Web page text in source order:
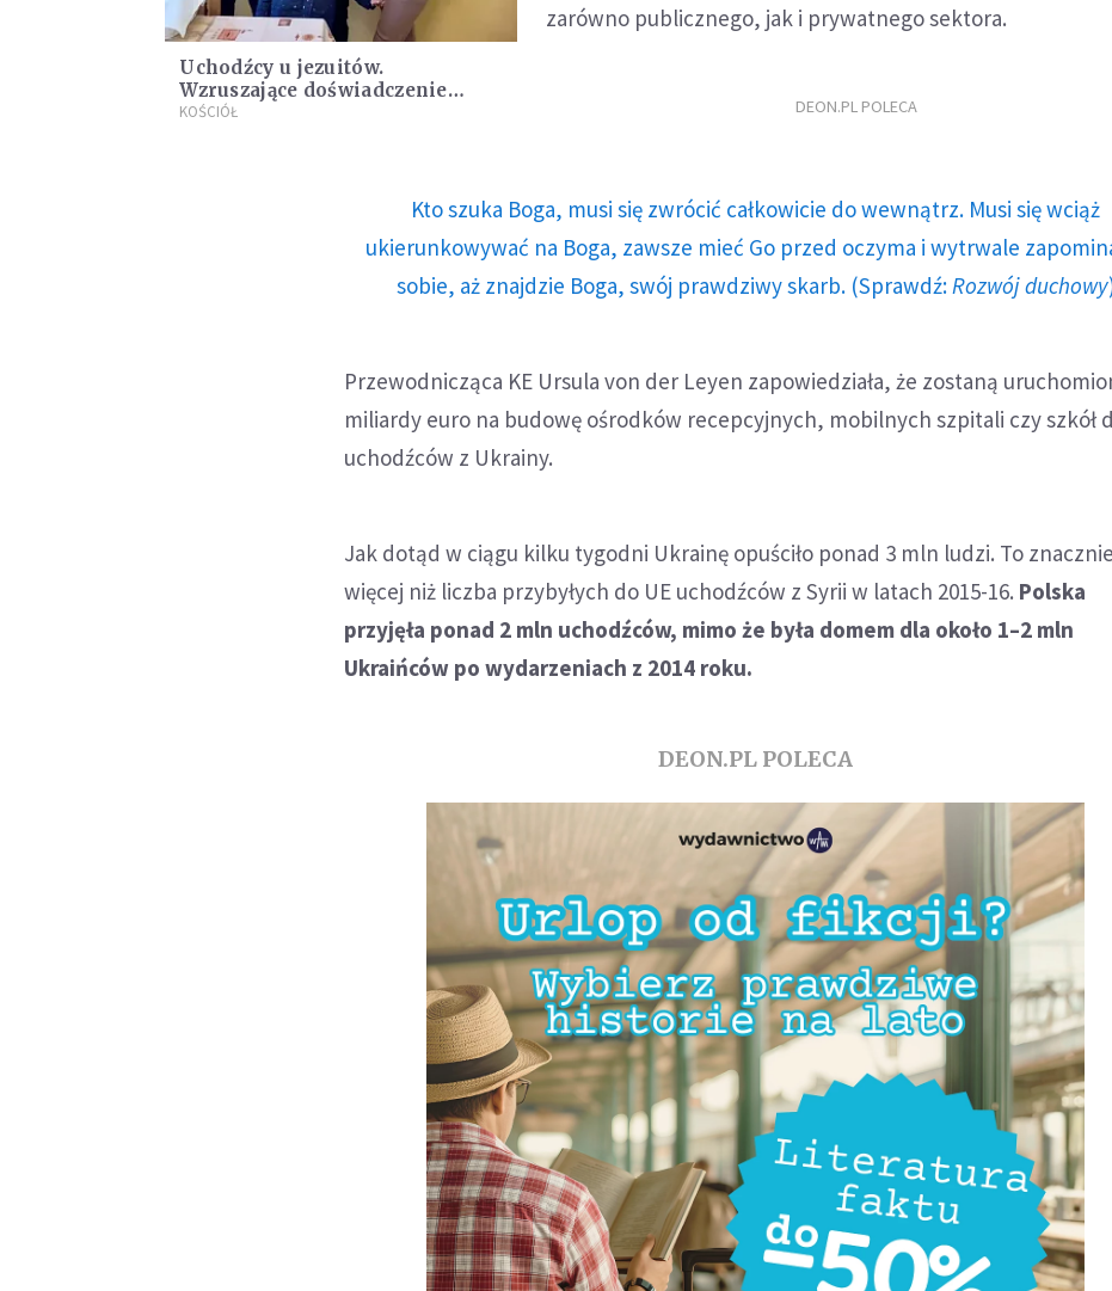
Uchodźcy u jezuitów.
Wzruszające doświadczenie
gościnności
KOŚCIÓŁ
zarówno publicznego, jak i prywatnego sektora.
DEON.PL POLECA
Kto szuka Boga, musi się zwrócić całkowicie do wewnątrz. Musi się wciąż
ukierunkowywać na Boga, zawsze mieć Go przed oczyma i wytrwale
sobie, aż znajdzie Boga, swój prawdziwy skarb. (Sprawdź: Rozwój duchowy
Przewodnicząca KE Ursula von der Leyen zapowiedziała, że zostaną
miliardy euro na budowę ośrodków recepcyjnych, mobilnych szpitali czy szkół
uchodźców z Ukrainy.
Jak dotąd w ciągu kilku tygodni Ukrainę opuściło ponad 3 mln ludzi. To znacznie
więcej niż liczba przybyłych do UE uchodźców z Syrii w latach 2015-16. Polska
przyjęła ponad 2 mln uchodźców, mimo że była domem dla około 1–2 mln
Ukraińców po wydarzeniach z 2014 roku.
DEON.PL POLECA